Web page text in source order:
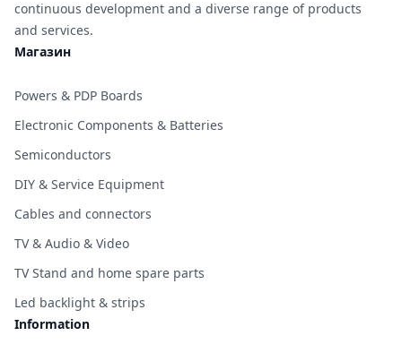
continuous development and a diverse range of products
and services.
Магазин
Powers & PDP Boards
Electronic Components & Batteries
Semiconductors
DIY & Service Equipment
Cables and connectors
TV & Audio & Video
TV Stand and home spare parts
Led backlight & strips
Information